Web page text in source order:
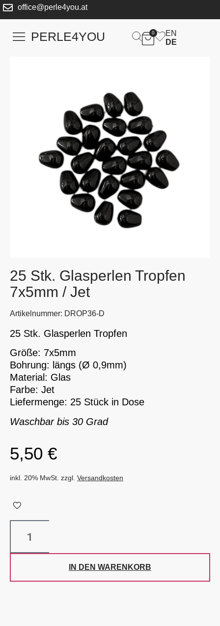
office@perle4you.at
PERLE4YOU 0
EN
DE
25 Stk. Glasperlen Tropfen
7x5mm / Jet
Artikelnummer: DROP36-D
25 Stk. Glasperlen Tropfen
Größe: 7x5mm
Bohrung: längs (Ø 0,9mm)
Material: Glas
Farbe: Jet
Liefermenge: 25 Stück in Dose
Waschbar bis 30 Grad
5,50 €
inkl. 20% MwSt. zzgl. Versandkosten
IN DEN WARENKORB